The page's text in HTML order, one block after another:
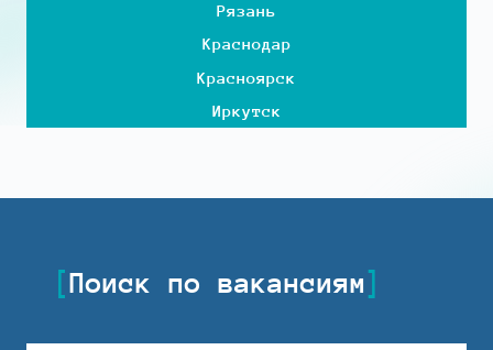
Рязань
Краснодар
Красноярск
Иркутск
Поиск по вакансиям